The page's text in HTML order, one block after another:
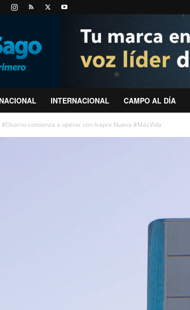
NACIONAL INTERNACIONAL CAMPO AL DÍA
comienza a operar con Isapre Nueva #MásVida